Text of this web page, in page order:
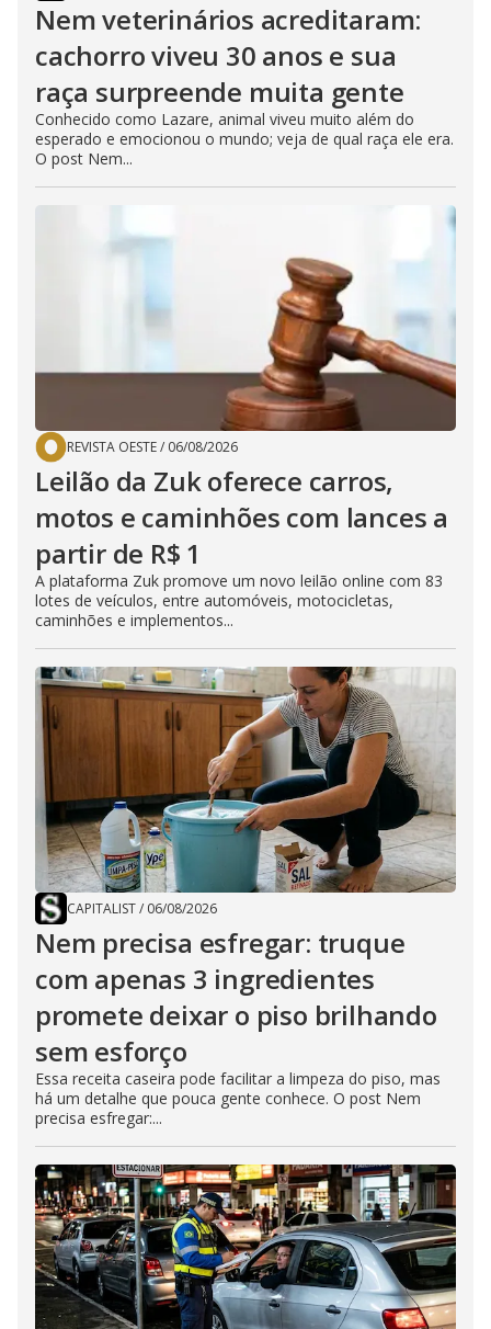
Nem veterinários acreditaram:
cachorro viveu 30 anos e sua
raça surpreende muita gente
Conhecido como Lazare, animal viveu muito além do
esperado e emocionou o mundo; veja de qual raça ele era.
O post Nem...
REVISTA OESTE/ 06/08/2026
Leilão da Zuk oferece carros,
motos e caminhões com lances a
partir de R$ 1
A plataforma Zuk promove um novo leilão online com 83
lotes de veículos, entre automóveis, motocicletas,
caminhões e implementos...
CAPITALIST/ 06/08/2026
Nem precisa esfregar: truque
com apenas 3 ingredientes
promete deixar o piso brilhando
sem esforço
Essa receita caseira pode facilitar a limpeza do piso, mas
há um detalhe que pouca gente conhece. O post Nem
precisa esfregar:...